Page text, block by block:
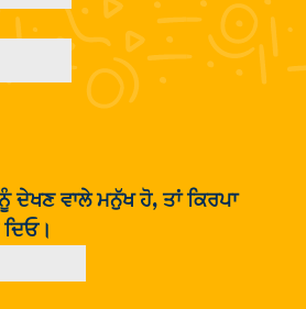
ਵਾਲੇ ਮਨੁੱਖ ਹੋ, ਤਾਂ ਕਿਰਪਾ